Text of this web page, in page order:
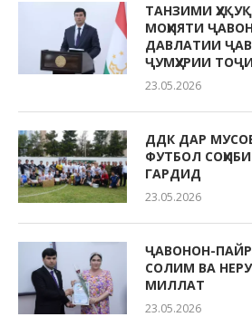
ТАНЗИМИ
МОҲИЯТИ
ДАВЛАТИИ
ҶУМҲУРИИ
23.05.2026
ДДК ДАР
ФУТБОЛ
ГАРДИД
23.05.2026
ҶАВОНОН-
СОЛИМ ВА
МИЛЛАТ
23.05.2026